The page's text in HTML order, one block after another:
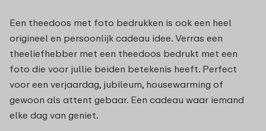
Een theedoos met foto bedrukken is ook een heel
origineel en persoonlijk cadeau idee. Verras een
theeliefhebber met een theedoos bedrukt met een
foto die voor jullie beiden betekenis heeft. Perfect
voor een verjaardag, jubileum, housewarming of
gewoon als attent gebaar. Een cadeau waar iemand
elke dag van geniet.